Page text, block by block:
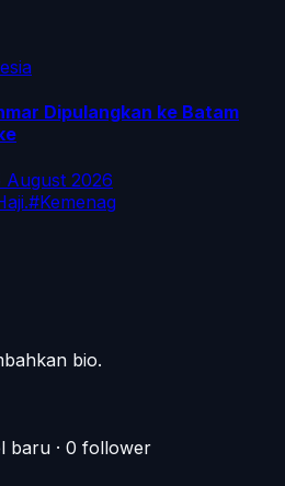
Dipulangkan ke Batam
August 2026
#Kemenag
bio.
baru · 0 follower